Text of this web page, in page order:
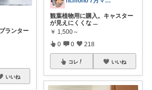
ランター
いいね
観葉植物用に購入。キャスター
が見えにくくな ...
￥ 1,500～
0 0 218
コレ いいね